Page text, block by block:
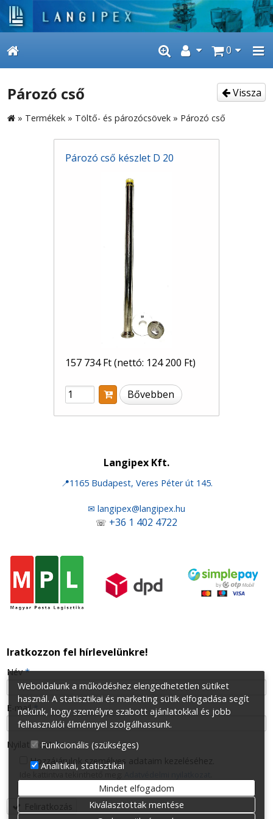
0
Vissza
Pározó cső
» Termékek » Töltő- és pározócsövek » Pározó cső
Pározó cső készlet D 20
157 734 Ft(nettó: 124 200 Ft)
Bővebben
Langipex Kft.
📍1165 Budapest, Veres Péter út 145.
✉ langipex@langipex.hu
☏ +36 1 402 4722
Iratkozzon fel hírlevelünkre!
-
-
-
-
Név*
E-mail*
Nyilatkozat*
Hozzájárulok személyes adataim kezeléséhez.
Feliratkozás
Weboldalunk a működéshez elengedhetetlen sütiket
használ. A statisztikai és marketing sütik elfogadása segít
nekünk, hogy személyre szabott ajánlatokkal és jobb
felhasználói élménnyel szolgálhassunk.
Funkcionális (szükséges)
Analitikai, statisztikai
Mindet elfogadom
Kiválasztottak mentése